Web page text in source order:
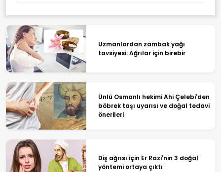
Uzmanlardan zambak yağı
tavsiyesi: Ağrılar için birebir
Ünlü Osmanlı hekimi Ahi Çelebi'den
böbrek taşı uyarısı ve doğal tedavi
önerileri
Diş ağrısı için Er Razi'nin 3 doğal
yöntemi ortaya çıktı